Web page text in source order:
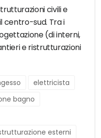
civili e
centro-sud. Tra i
(di interni,
e ristrutturazioni
elettricista
bagno
esterni